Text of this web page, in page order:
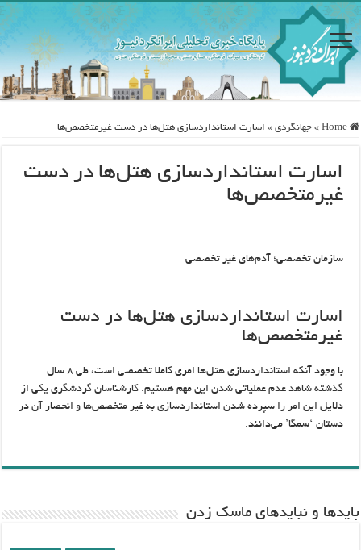
Home
» جهانگردی » اسارت استانداردسازی هتل‌ها در دست غیرمتخصص‌ها
اسارت استانداردسازی هتل‌ها در دست
غیرمتخصص‌ها
سازمان تخصصی؛ آدم‌های غیر تخصصی
اسارت استانداردسازی هتل‌ها در دست
غیرمتخصص‌ها
با وجود آنکه استانداردسازی هتل‌ها امری کاملا تخصصی است، طی ۸ سال
گذشته شاهد عدم عملیاتی شدن این مهم هستیم.‌ کارشناسان گردشگری یکی از
دلایل این امر را سپرده شدن استانداردسازی به غیر متخصص‌ها و انحصار آن در
دستان ‘سمگا’ می‌دانند.
باید‌ها و نبایدهای ماسک زدن